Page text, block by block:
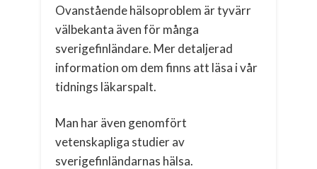
Ovanstående hälsoproblem är tyvärr
välbekanta även för många
sverigefinländare. Mer detaljerad
information om dem finns att läsa i vår
tidnings läkarspalt.
Man har även genomfört
vetenskapliga studier av
sverigefinländarnas hälsa.